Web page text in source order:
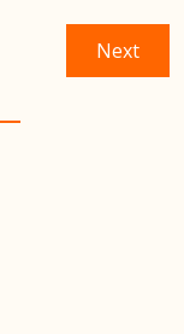
NextNext
post: